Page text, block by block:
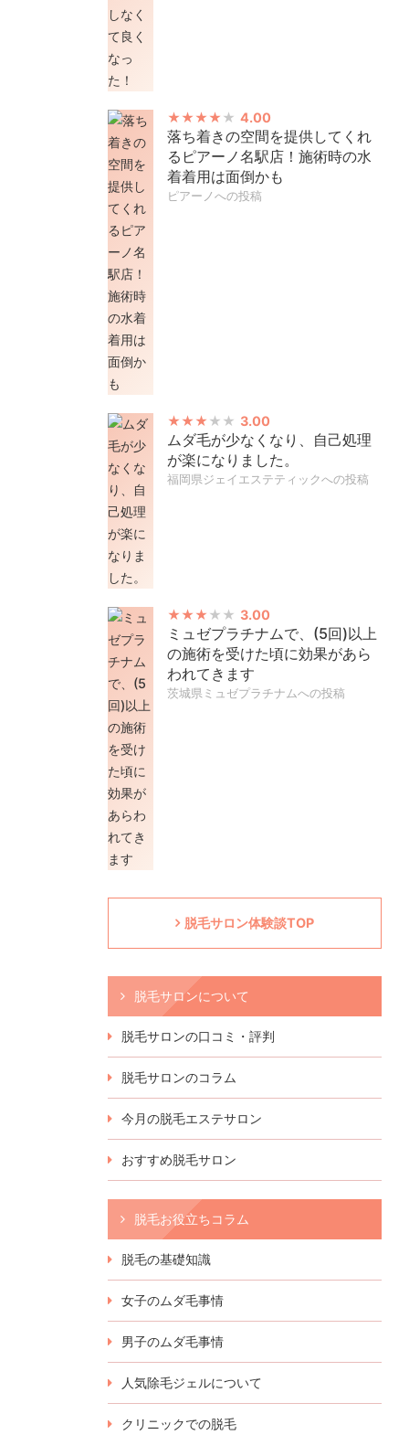
4.00
落ち着きの空間を提供してくれ
るピアーノ名駅店！施術時の水
着着用は面倒かも
ピアーノへの投稿
3.00
ムダ毛が少なくなり、自己処理
が楽になりました。
福岡県ジェイエステティックへの投稿
3.00
ミュゼプラチナムで、(5回)以上
の施術を受けた頃に効果があら
われてきます
茨城県ミュゼプラチナムへの投稿
脱毛サロン体験談TOP
脱毛サロンについて
脱毛サロンの口コミ・評判
脱毛サロンのコラム
今月の脱毛エステサロン
おすすめ脱毛サロン
脱毛お役立ちコラム
脱毛の基礎知識
女子のムダ毛事情
男子のムダ毛事情
人気除毛ジェルについて
クリニックでの脱毛